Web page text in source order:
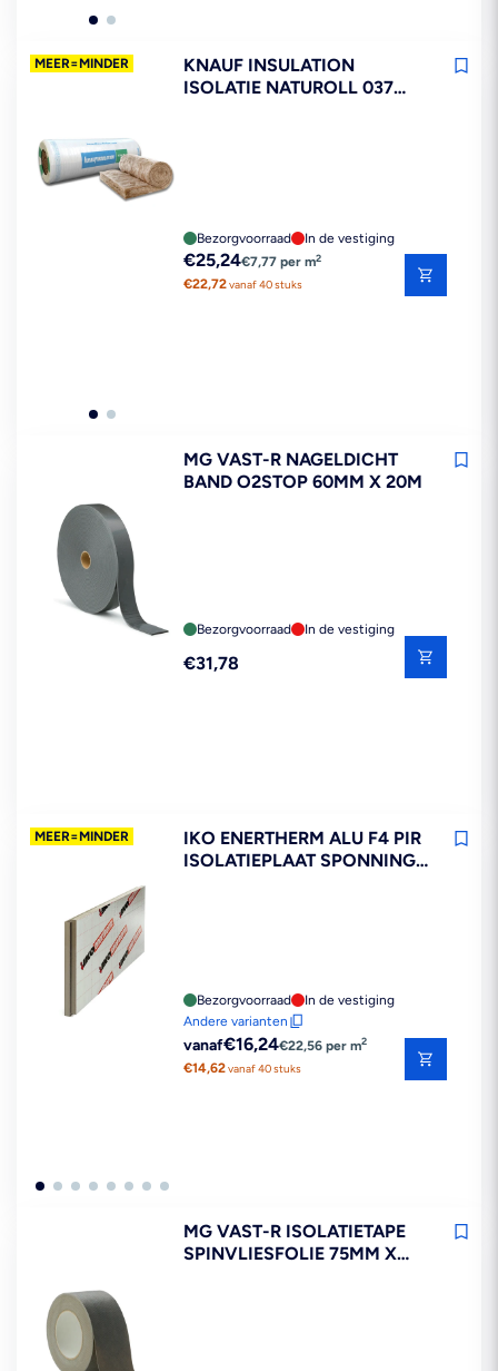
MEER=MINDER
KNAUF INSULATION
ISOLATIE NATUROLL 037
Bezorgvoorraad In de vestiging
Reguliere
prijs
€25,24€7,77 per m2
€22,72vanaf 40 stuks
MG VAST-R NAGELDICHT
BAND O2STOP 60MM X 20M
Bezorgvoorraad In de vestiging
Reguliere
€31,78
MEER=MINDER
IKO ENERTHERM ALU F4 PIR
ISOLATIEPLAAT SPONNING
Bezorgvoorraad
In de vestiging
Andere varianten
Reguliere
prijs
vanaf€16,24€22,56 per m2
€14,62vanaf 40 stuks
MG VAST-R ISOLATIETAPE
SPINVLIESFOLIE 75MM X